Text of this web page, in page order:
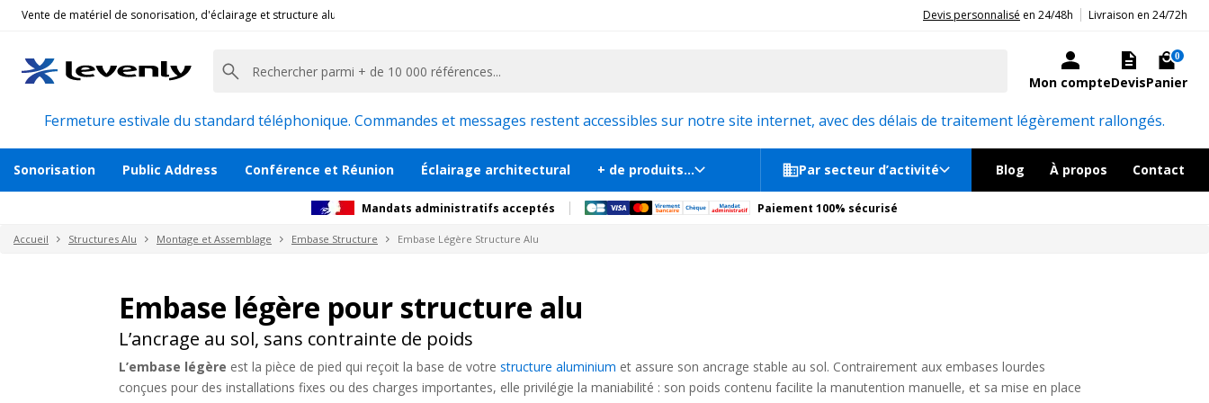
Vente de matériel de sonorisation, d'éclairage et structure alu pour l'évènementiel et la communication, stand exposition, scène, podium et estrade, etc. | 20ans d'expérience aux côtés des professionnels et acteurs publics.
Devis personnalisé en 24/48h Livraison en 24/72h
Mon compteDevisPanier
0
Fermeture estivale du standard téléphonique. Commandes et messages restent accessibles sur notre site internet, avec des délais de traitement légèrement rallongés.
Sonorisation Public Address Conférence et Réunion Éclairage architectural + de produits... Par secteur d’activité Blog À propos Contact
Mandats administratifs acceptés Paiement 100% sécurisé
Accueil Structures Alu Montage et Assemblage Embase Structure Embase Légère Structure Alu
Embase légère pour structure alu
L’ancrage au sol, sans contrainte de poids
L’embase légère est la pièce de pied qui reçoit la base de votre structure aluminium et assure son ancrage stable au sol. Contrairement aux embases lourdes
conçues pour des installations fixes ou des charges importantes, elle privilégie la maniabilité : son poids contenu facilite la manutention manuelle, et sa mise en place